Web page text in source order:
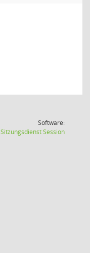
Software:
SitzungsdienstSession(Wird in